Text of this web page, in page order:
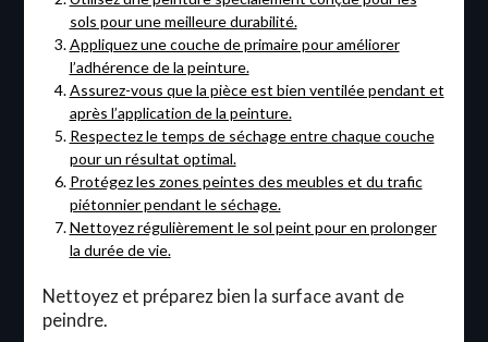
sols pour une meilleure durabilité.
Appliquez une couche de primaire pour améliorer
l’adhérence de la peinture.
Assurez-vous que la pièce est bien ventilée pendant et
après l’application de la peinture.
Respectez le temps de séchage entre chaque couche
pour un résultat optimal.
Protégez les zones peintes des meubles et du trafic
piétonnier pendant le séchage.
Nettoyez régulièrement le sol peint pour en prolonger
la durée de vie.
Nettoyez et préparez bien la surface avant de
peindre.